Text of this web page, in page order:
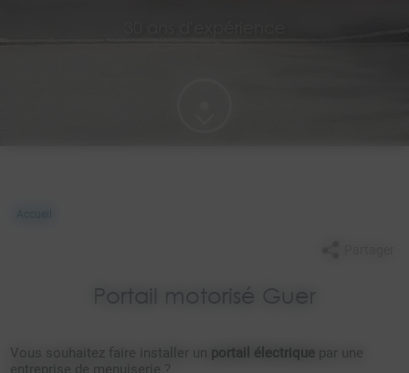
Portail motorisé Guer
Vous souhaitez faire installer un portail électrique par une
entreprise de menuiserie ?